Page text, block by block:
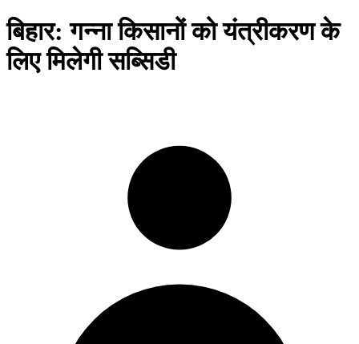
बिहार: गन्ना किसानों को यंत्रीकरण के
लिए मिलेगी सब्सिडी